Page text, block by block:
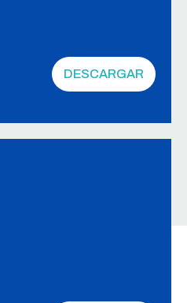
DESCARGAR